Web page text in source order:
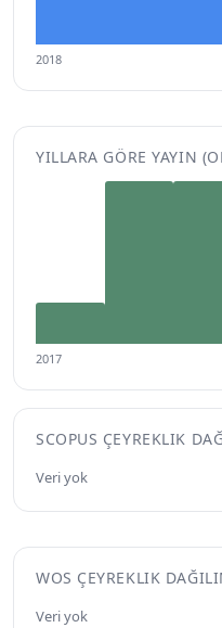
2018
YILLARA GÖRE YAYIN
2017
SCOPUS ÇEYREKLIK
Veri yok
WOS ÇEYREKLIK
Veri yok